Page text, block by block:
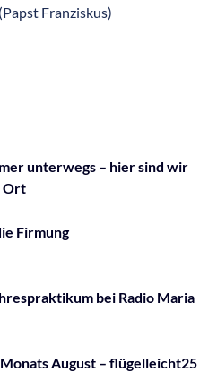
Franziskus)
unterwegs – hier sind wir
Ort
Firmung
bei Radio Maria
August – flügelleicht25